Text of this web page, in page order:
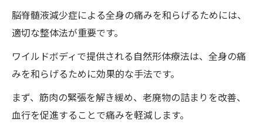
期間
自己治癒力を引き出すためのワイルドボデ
ィの整体の役割
脳脊髄液減少症改善に向けたワイルドボデ
ィの整体と生活習慣の見直し
徳島県の整体院・ワイルドボディで体験する自
脳脊髄液減少症による全身の痛みを和らげるためには、
適切な整体法が重要です。
ワイルドボディで提供される自然形体療法は、全身の痛
みを和らげるために効果的な手法です。
まず、筋肉の緊張を解き緩め、老廃物の詰まりを改善、
血行を促進することで痛みを軽減します。